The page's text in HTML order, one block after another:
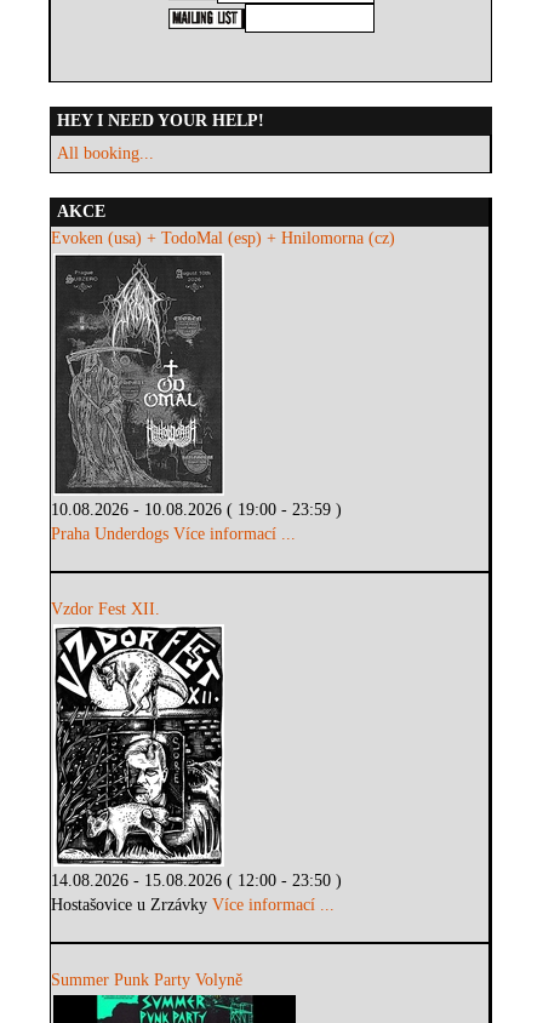
HEY I NEED YOUR HELP!
All booking...
AKCE
Evoken (usa) + TodoMal (esp) + Hnilomorna (cz)
10.08.2026 - 10.08.2026 ( 19:00 - 23:59 )
Praha Underdogs Více informací ...
Vzdor Fest XII.
14.08.2026 - 15.08.2026 ( 12:00 - 23:50 )
Hostašovice u ZrzávkyVíce informací ...
Summer Punk Party Volyně